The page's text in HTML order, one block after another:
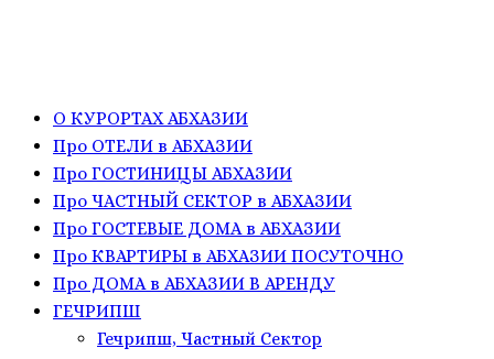
О КУРОРТАХ АБХАЗИИ
Про ОТЕЛИ в АБХАЗИИ
Про ГОСТИНИЦЫ АБХАЗИИ
Про ЧАСТНЫЙ СЕКТОР в АБХАЗИИ
Про ГОСТЕВЫЕ ДОМА в АБХАЗИИ
Про КВАРТИРЫ в АБХАЗИИ ПОСУТОЧНО
Про ДОМА в АБХАЗИИ В АРЕНДУ
ГЕЧРИПШ
Гечрипш, Частный Сектор